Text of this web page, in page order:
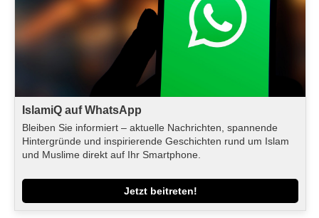
IslamiQ auf WhatsApp
Bleiben Sie informiert – aktuelle Nachrichten, spannende
Hintergründe und inspirierende Geschichten rund um Islam
und Muslime direkt auf Ihr Smartphone.
Jetzt beitreten!